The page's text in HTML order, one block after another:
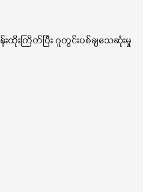
ထိုးကြိတ်ပြီး ဂူတွင်းပစ်ချသေဆုံးမှု